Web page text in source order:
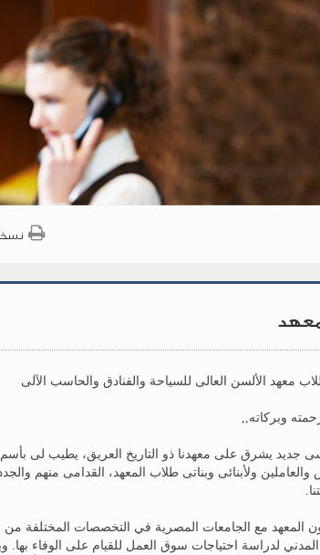
معهد الألسن العالى للسياحة والفنادق والحاسب الآلى
وبركاته,,
جديد يشرق على معهدنا ذو التاريخ العريق، يطيب لى
والعاملين ولأبنائى وبناتى طلاب المعهد، القدامى منهم
المعهد مع الجامعات المصرية في التخصصات المختلفة من
لدراسة احتياجات سوق العمل للقيام على الوفاء بها.